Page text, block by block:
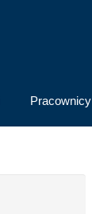
Pracownicy